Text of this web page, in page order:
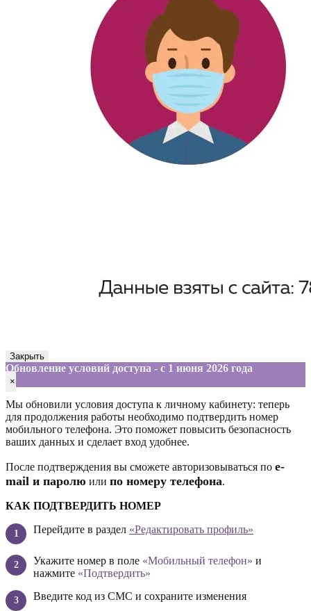
Закрыть
Обновление условий доступа - с 1 июня 2026 года
×
Мы обновили условия доступа к личному кабинету: теперь
для продолжения работы необходимо подтвердить номер
мобильного телефона. Это поможет повысить безопасность
ваших данных и сделает вход удобнее.
После подтверждения вы сможете авторизовываться по е-
mail и паролю или по номеру телефона.
КАК ПОДТВЕРДИТЬ НОМЕР
Перейдите в раздел «Редактировать профиль»
Укажите номер в поле «Мобильный телефон» и
нажмите «Подтвердить»
Введите код из СМС и сохраните изменения